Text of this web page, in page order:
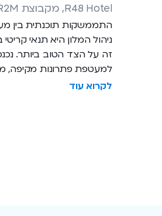
R48 Hotel, מקבוצת R2M | רוטשילד, תל אביב
התממשקות תוכנתית בין
ניהול המלון היא תנאי
זה על הצד הטוב ביותר.
למעטפת פתרונות מקיפה,
לקרוא עוד